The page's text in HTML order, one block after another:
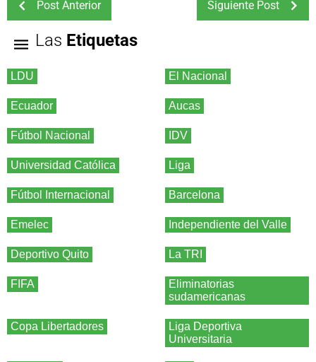
Post Anterior Siguiente Post
Las Etiquetas
LDU El Nacional
Ecuador Aucas
Fútbol Nacional IDV
Universidad Católica Liga
Fútbol Internacional Barcelona
Emelec Independiente del Valle
Deportivo Quito La TRI
FIFA
Eliminatorias
sudamericanas
Copa Libertadores
Liga Deportiva
Universitaria